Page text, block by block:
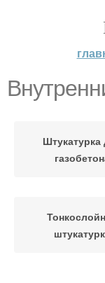
Штукатурка